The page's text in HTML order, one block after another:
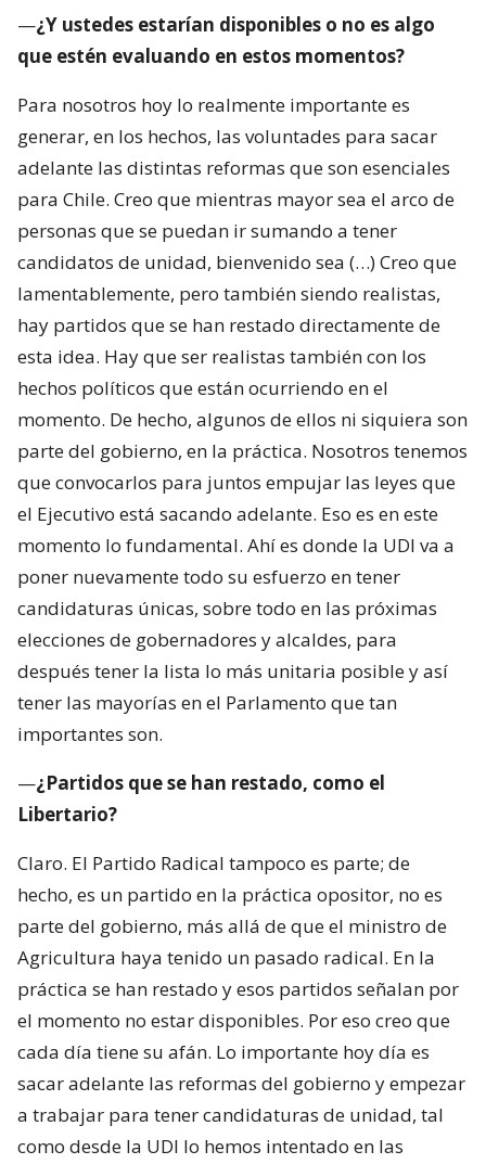
—¿Y ustedes estarían disponibles o no es algo
que estén evaluando en estos momentos?
Para nosotros hoy lo realmente importante es
generar, en los hechos, las voluntades para sacar
adelante las distintas reformas que son esenciales
para Chile. Creo que mientras mayor sea el arco de
personas que se puedan ir sumando a tener
candidatos de unidad, bienvenido sea (…) Creo que
lamentablemente, pero también siendo realistas,
hay partidos que se han restado directamente de
esta idea. Hay que ser realistas también con los
hechos políticos que están ocurriendo en el
momento. De hecho, algunos de ellos ni siquiera son
parte del gobierno, en la práctica. Nosotros tenemos
que convocarlos para juntos empujar las leyes que
el Ejecutivo está sacando adelante. Eso es en este
momento lo fundamental. Ahí es donde la UDI va a
poner nuevamente todo su esfuerzo en tener
candidaturas únicas, sobre todo en las próximas
elecciones de gobernadores y alcaldes, para
después tener la lista lo más unitaria posible y así
tener las mayorías en el Parlamento que tan
importantes son.
—¿Partidos que se han restado, como el
Libertario?
Claro. El Partido Radical tampoco es parte; de
hecho, es un partido en la práctica opositor, no es
parte del gobierno, más allá de que el ministro de
Agricultura haya tenido un pasado radical. En la
práctica se han restado y esos partidos señalan por
el momento no estar disponibles. Por eso creo que
cada día tiene su afán. Lo importante hoy día es
sacar adelante las reformas del gobierno y empezar
a trabajar para tener candidaturas de unidad, tal
como desde la UDI lo hemos intentado en las